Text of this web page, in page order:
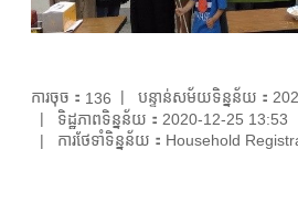
ការចុច： 136
បន្ទាន់សម័យទិន្នន័យ：
ទិដ្ឋភាពទិន្នន័យ：2020-12-25 13:53
ការថែទាំទិន្នន័យ：Household